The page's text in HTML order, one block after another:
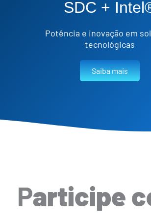
SDC +
Potência e inovação em
tecnológicas
Saiba mais
Participe